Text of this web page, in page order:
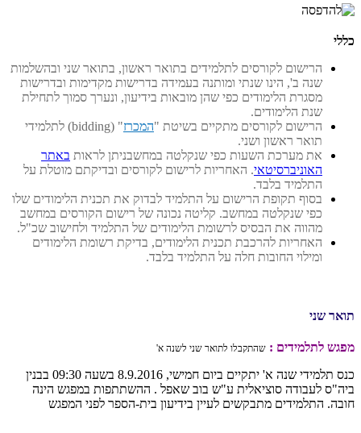
כללי
הרישום לקורסים לתלמידים בתואר ראשון, בתואר שני ובהשלמות
שנה ב', הינו שנתי ומותנה בעמידה בדרישות מקדימות ובדרישות
מסגרת הלימודים כפי שהן מובאות בידיעון, ונערך סמוך לתחילת
שנת הלימודים.
הרישום לקורסים מתקיים בשיטת "המכרז
" (bidding) לתלמידי
תואר ראשון ושני.
את מערכת השעות כפי שנקלטה במחשבניתן לראות באתר
האוניברסיטאי. האחריות לרישום לקורסים ובדיקתם מוטלת על
התלמיד בלבד.
בסוף תקופת הרישום על התלמיד לבדוק את תכנית הלימודים שלו
כפי שנקלטה במחשב. קליטה נכונה של רישום הקורסים במחשב
מהווה את הבסיס לרשומת הלימודים של התלמיד ולחישוב שכ"ל.
האחריות להרכבת תכנית הלימודים, בדיקת רשומת הלימודים
ומילוי החובות חלה על התלמיד בלבד.
תואר שני
מפגש לתלמידים : שהתקבלו לתואר שני לשנה א'
כנס תלמידי שנה א' יתקיים ביום חמישי, 8.9.2016 בשעה 09:30 בבנין
ביה"ס לעבודה סוציאלית ע"ש בוב שאפל . ההשתתפות במפגש הינה
חובה. התלמידים מתבקשים לעיין בידיעון בית-הספר לפני המפגש